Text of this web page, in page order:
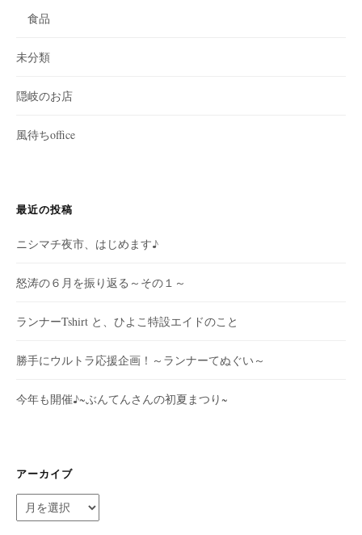
食品
未分類
隠岐のお店
風待ちoffice
最近の投稿
ニシマチ夜市、はじめます♪
怒涛の６月を振り返る～その１～
ランナーTshirt と、ひよこ特設エイドのこと
勝手にウルトラ応援企画！～ランナーてぬぐい～
今年も開催♪~ぶんてんさんの初夏まつり~
アーカイブ
ー